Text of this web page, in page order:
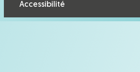
Accessibilité